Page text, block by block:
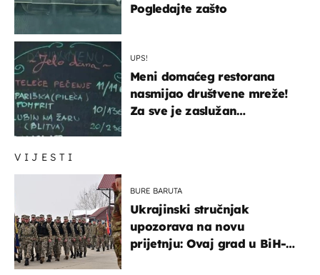
VIJESTI
BURE BARUTA
Ukrajinski stručnjak
upozorava na novu
prijetnju: Ovaj grad u BiH-u
Pogledajte zašto
UPS!
Meni domaćeg restorana
nasmijao društvene mreže!
Za sve je zaslužan